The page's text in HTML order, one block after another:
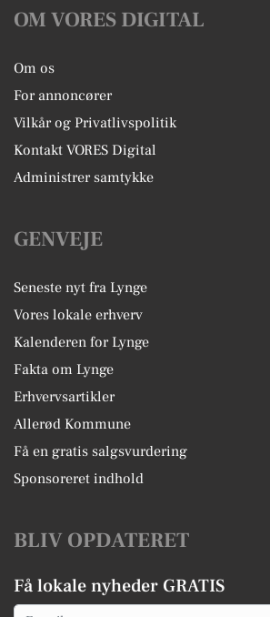
OM VORES DIGITAL
Om os
For annoncører
Vilkår og Privatlivspolitik
Kontakt VORES Digital
Administrer samtykke
GENVEJE
Seneste nyt fra Lynge
Vores lokale erhverv
Kalenderen for Lynge
Fakta om Lynge
Erhvervsartikler
Allerød Kommune
Få en gratis salgsvurdering
Sponsoreret indhold
BLIV OPDATERET
Få lokale nyheder GRATIS